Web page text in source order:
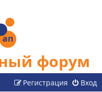
форум
Вход
Регистрация